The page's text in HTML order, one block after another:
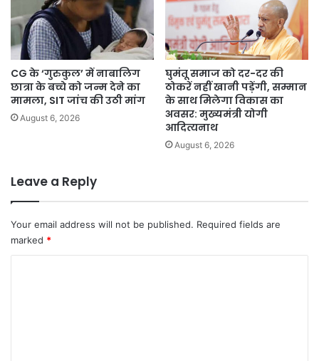
CG के ‘गुरुकुल’ में नाबालिग
छात्रा के बच्चे को जन्म देने का
मामला, SIT जांच की उठी मांग
August 6, 2026
घुमंतू समाज को दर-दर की
ठोकरें नहीं खानी पड़ेंगी, सम्मान
के साथ मिलेगा विकास का
अवसर: मुख्यमंत्री योगी
आदित्यनाथ
August 6, 2026
Leave a Reply
Your email address will not be published. Required fields are
marked *